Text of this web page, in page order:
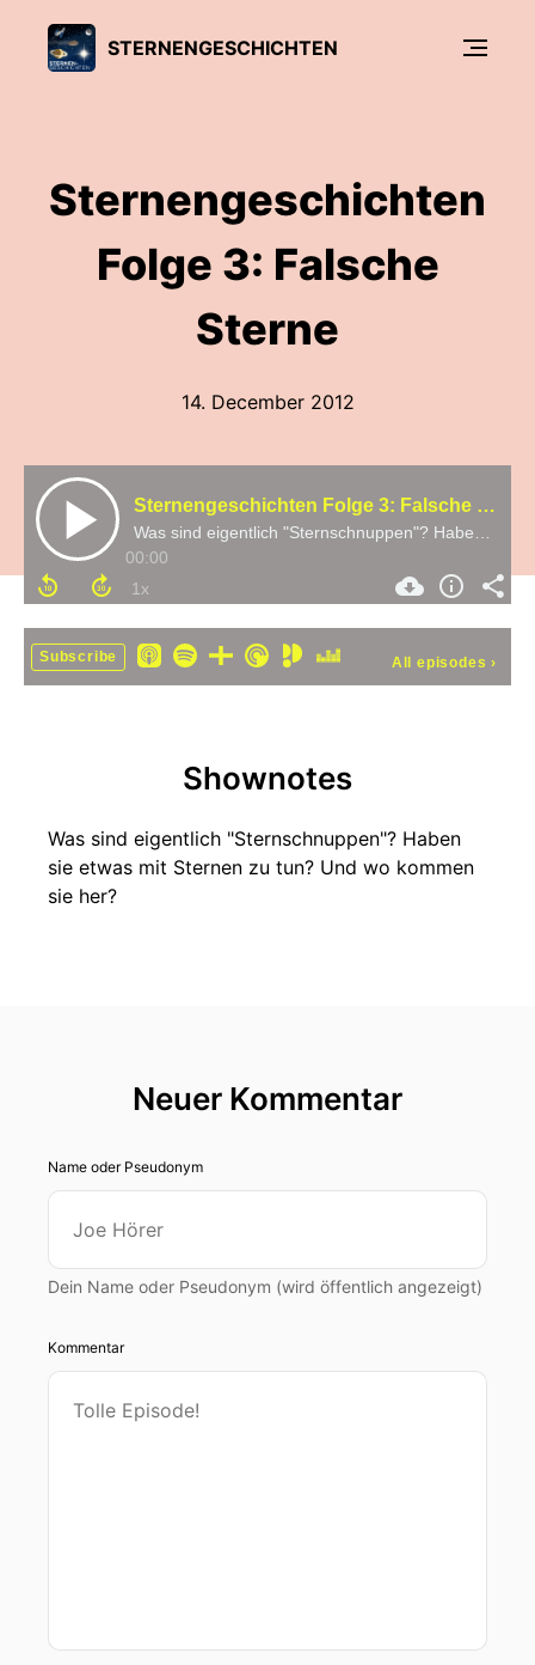
STERNENGESCHICHTEN
Sternengeschichten
Folge 3: Falsche
Sterne
14. December 2012
Sternengeschichten Folge 3: Falsche Sterne
00:00
Subscribe All episodes ›
Shownotes
Was sind eigentlich "Sternschnuppen"? Haben
sie etwas mit Sternen zu tun? Und wo kommen
sie her?
Neuer Kommentar
Name oder Pseudonym
Dein Name oder Pseudonym (wird öffentlich angezeigt)
Kommentar